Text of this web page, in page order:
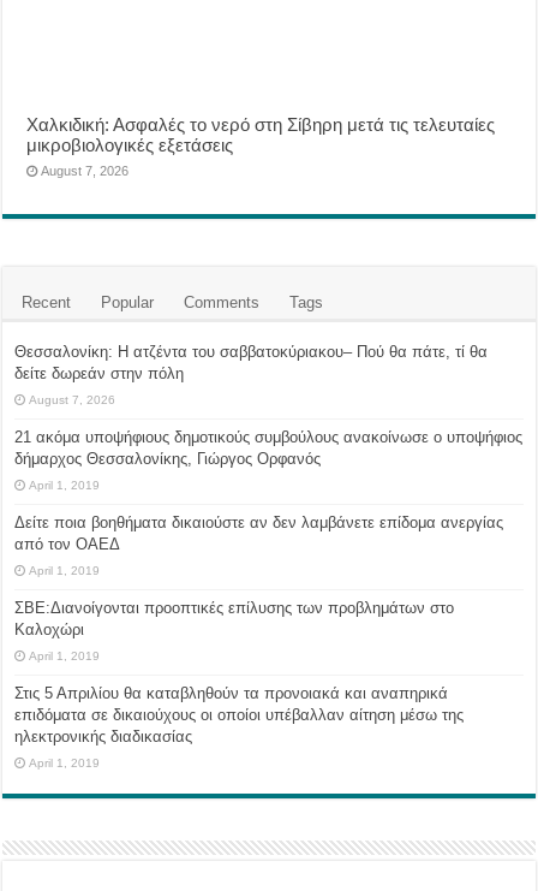
Χαλκιδική: Ασφαλές το νερό στη Σίβηρη μετά τις τελευταίες
μικροβιολογικές εξετάσεις
August 7, 2026
Recent Popular Comments Tags
Θεσσαλονίκη: Η ατζέντα του σαββατοκύριακου– Πού θα πάτε, τί θα
δείτε δωρεάν στην πόλη
August 7, 2026
21 ακόμα υποψήφιους δημοτικούς συμβούλους ανακοίνωσε ο υποψήφιος
δήμαρχος Θεσσαλονίκης, Γιώργος Ορφανός
April 1, 2019
Δείτε ποια βοηθήματα δικαιούστε αν δεν λαμβάνετε επίδομα ανεργίας
από τον ΟΑΕΔ
April 1, 2019
ΣΒΕ:Διανοίγονται προοπτικές επίλυσης των προβλημάτων στο
Καλοχώρι
April 1, 2019
Στις 5 Απριλίου θα καταβληθούν τα προνοιακά και αναπηρικά
επιδόματα σε δικαιούχους οι οποίοι υπέβαλλαν αίτηση μέσω της
ηλεκτρονικής διαδικασίας
April 1, 2019